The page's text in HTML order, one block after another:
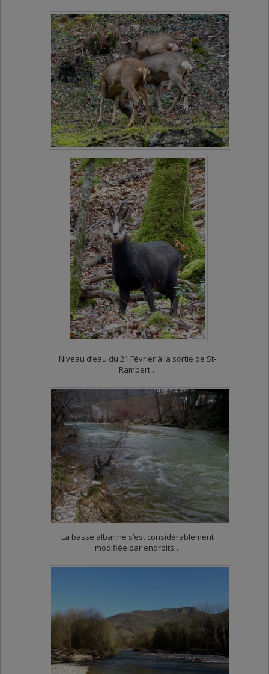
Niveau d’eau du 21 Février à la sortie de St-
Rambert…
La basse albarine s’est considérablement
modifiée par endroits…